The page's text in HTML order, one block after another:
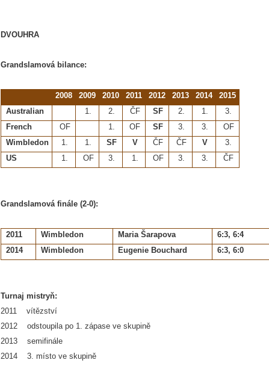
DVOUHRA
Grandslamová bilance:
2008 2009 2010 2011 2012 2013 2014
2015
Australian
1. 2. ČF SF 2. 1.
3.
French
OF 1. OF SF 3. 3.
OF
Wimbledon
1. 1. SF V ČF ČF V
3.
US
1. OF 3. 1. OF 3. 3. ČF
Grandslamová finále (2-0):
2011 Wimbledon Maria Šarapova
6:3, 6:4
2014
Wimbledon Eugenie Bouchard 6:3, 6:0
Turnaj mistryň:
2011 vítězství
2012 odstoupila po 1. zápase ve skupině
2013 semifinále
2014 3. místo ve skupině